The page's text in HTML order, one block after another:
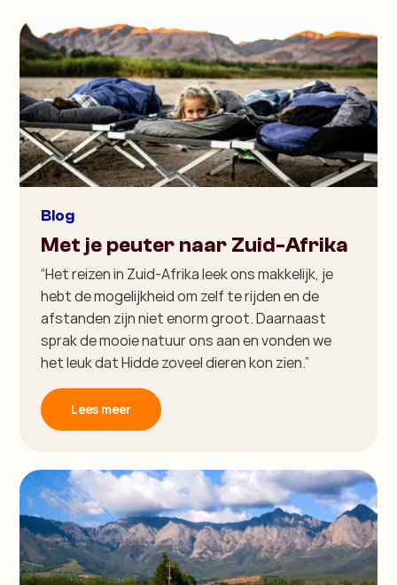
Blog
Met je peuter naar Zuid-Afrika
“Het reizen in Zuid-Afrika leek ons makkelijk, je
hebt de mogelijkheid om zelf te rijden en de
afstanden zijn niet enorm groot. Daarnaast
sprak de mooie natuur ons aan en vonden we
het leuk dat Hidde zoveel dieren kon zien.”
Lees meer